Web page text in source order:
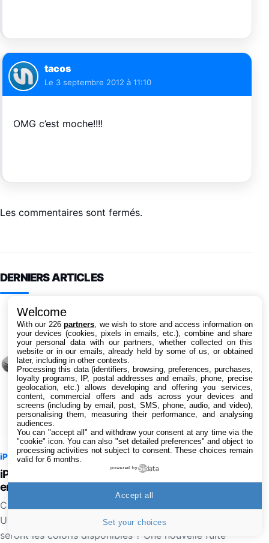
tacos
Le 3 septembre 2012 à 11:10
OMG c’est moche!!!!
Les commentaires sont fermés.
DERNIERS ARTICLES
iPhone9 août 2026 à 08:04
iPhone Ultra pliable : les deux coloris se dévoilent
en images
C'est le mois prochain qu'Apple présentera l'iPhone
Ultra, son tout premier smartphone pliable, mais quels
seront les coloris disponibles ? Une nouvelle fuite
Welcome
With our 226partners , we wish to store and access information on
your devices (cookies, pixels in emails, etc.), combine and share
your personal data with our partners, whether collected on this
website or in our emails, already held by some of us, or obtained
later, including in other contexts.
Processing this data (identifiers, browsing, preferences, purchases,
loyalty programs, IP, postal addresses and emails, phone, precise
geolocation, etc.) allows developing and offering you services,
content, commercial offers and ads across your devices and
screens (including by email, post, SMS, phone, audio, and video),
personalising them, measuring their performance, and analysing
audiences.
You can "accept all" and withdraw your consent at any time via the
"cookie" icon. You can also "set detailed preferences" and object to
processing activities not subject to consent. These choices remain
valid for 6 months.
powered by
Set your choices
Accept all